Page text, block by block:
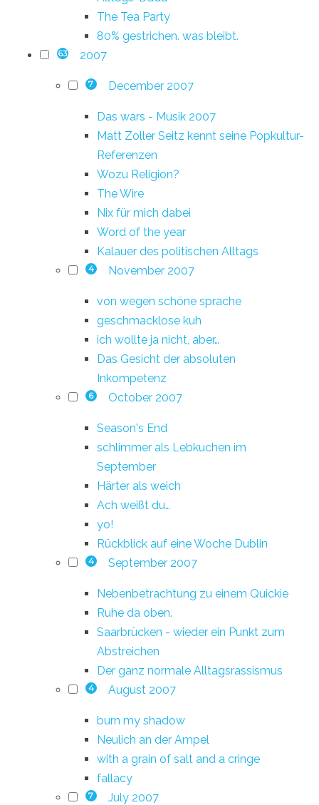
The Tea Party
80% gestrichen. was bleibt.
63 2007
7 December 2007
Das wars - Musik 2007
Matt Zoller Seitz kennt seine Popkultur-
Referenzen
Wozu Religion?
The Wire
Nix für mich dabei
Word of the year
Kalauer des politischen Alltags
4 November 2007
von wegen schöne sprache
geschmacklose kuh
ich wollte ja nicht, aber…
Das Gesicht der absoluten
Inkompetenz
6 October 2007
Season's End
schlimmer als Lebkuchen im
September
Härter als weich
Ach weißt du…
yo!
Rückblick auf eine Woche Dublin
4 September 2007
Nebenbetrachtung zu einem Quickie
Ruhe da oben.
Saarbrücken - wieder ein Punkt zum
Abstreichen
Der ganz normale Alltagsrassismus
4 August 2007
burn my shadow
Neulich an der Ampel
with a grain of salt and a cringe
fallacy
7 July 2007